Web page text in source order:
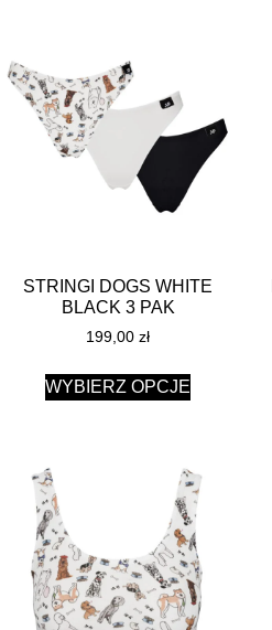
STRINGI DOGS WHITE
BLACK 3 PAK
199,00 zł
WYBIERZ OPCJE